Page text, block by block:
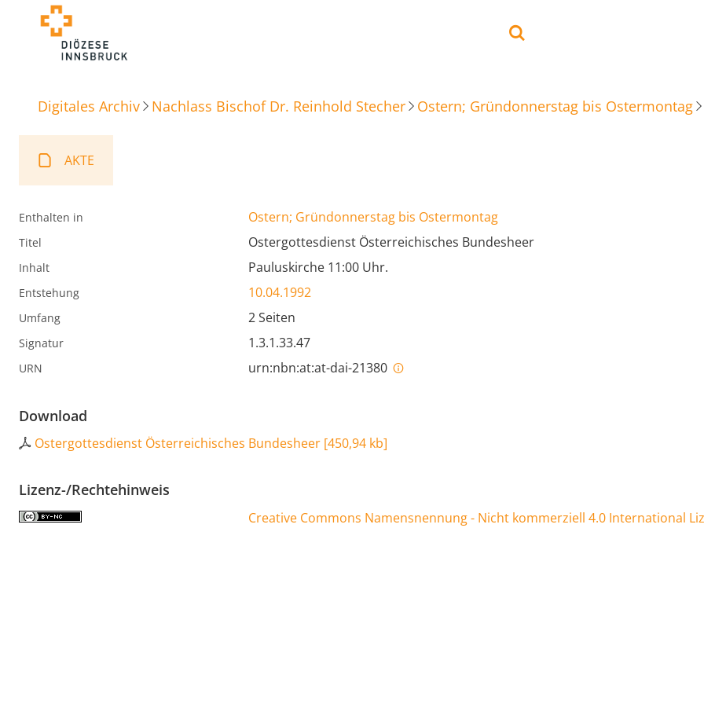
Digitales Archiv Nachlass Bischof Dr. Reinhold Stecher Ostern; Gründonnerstag bis Ostermontag
AKTE
Enthalten in Ostern; Gründonnerstag bis Ostermontag
Titel Ostergottesdienst Österreichisches Bundesheer
Inhalt Pauluskirche 11:00 Uhr.
Entstehung 10.04.1992
Umfang 2 Seiten
Signatur 1.3.1.33.47
URN urn:nbn:at:at-dai-21380
Download
Ostergottesdienst Österreichisches Bundesheer [450,94 kb]
Lizenz-/Rechtehinweis
Creative Commons Namensnennung - Nicht kommerziell 4.0 International